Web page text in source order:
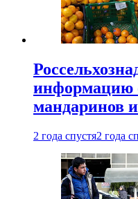
информацию
мандаринов
2 года спустя2 года